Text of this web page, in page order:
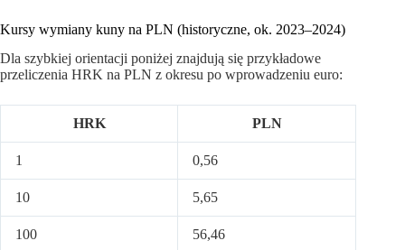
Kursy wymiany kuny na PLN (historyczne, ok. 2023–2024)
Dla szybkiej orientacji poniżej znajdują się przykładowe
przeliczenia HRK na PLN z okresu po wprowadzeniu euro:
HRK PLN
1 0,56
10 5,65
100
56,46